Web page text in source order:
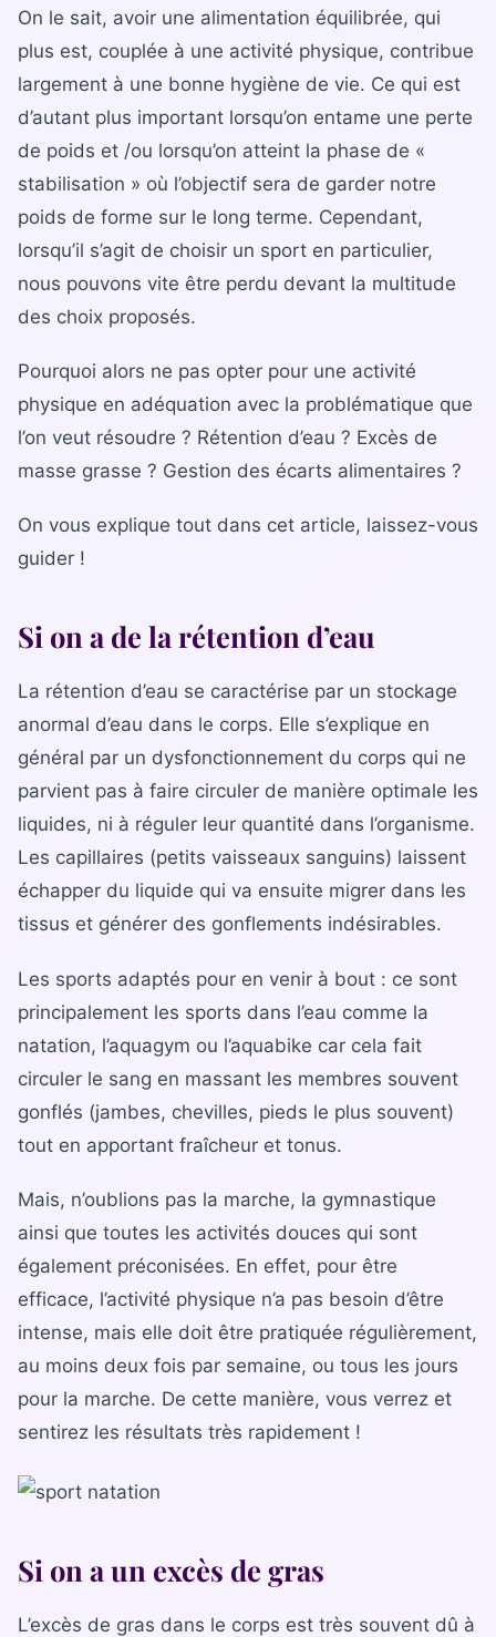
La Diet Box
Minimag
Recettes
FRANCHISE
Devenez franchisé(e)
Reconversion professionnelle
Contact
Bilan diététique
On le sait, avoir une alimentation équilibrée, qui
plus est, couplée à une activité physique, contribue
largement à une bonne hygiène de vie. Ce qui est
d’autant plus important lorsqu’on entame une perte
de poids et /ou lorsqu’on atteint la phase de «
stabilisation » où l’objectif sera de garder notre
poids de forme sur le long terme. Cependant,
lorsqu’il s’agit de choisir un sport en particulier,
nous pouvons vite être perdu devant la multitude
des choix proposés.
Pourquoi alors ne pas opter pour une activité
physique en adéquation avec la problématique que
l’on veut résoudre ? Rétention d’eau ? Excès de
masse grasse ? Gestion des écarts alimentaires ?
On vous explique tout dans cet article, laissez-vous
guider !
Si on a de la rétention d’eau
La rétention d’eau se caractérise par un stockage
anormal d’eau dans le corps. Elle s’explique en
général par un dysfonctionnement du corps qui ne
parvient pas à faire circuler de manière optimale les
liquides, ni à réguler leur quantité dans l’organisme.
Les capillaires (petits vaisseaux sanguins) laissent
échapper du liquide qui va ensuite migrer dans les
tissus et générer des gonflements indésirables.
Les sports adaptés pour en venir à bout : ce sont
principalement les sports dans l’eau comme la
natation, l’aquagym ou l’aquabike car cela fait
circuler le sang en massant les membres souvent
gonflés (jambes, chevilles, pieds le plus souvent)
tout en apportant fraîcheur et tonus.
Mais, n’oublions pas la marche, la gymnastique
ainsi que toutes les activités douces qui sont
également préconisées. En effet, pour être
efficace, l’activité physique n’a pas besoin d’être
intense, mais elle doit être pratiquée régulièrement,
au moins deux fois par semaine, ou tous les jours
pour la marche. De cette manière, vous verrez et
sentirez les résultats très rapidement !
Si on a un excès de gras
L’excès de gras dans le corps est très souvent dû à